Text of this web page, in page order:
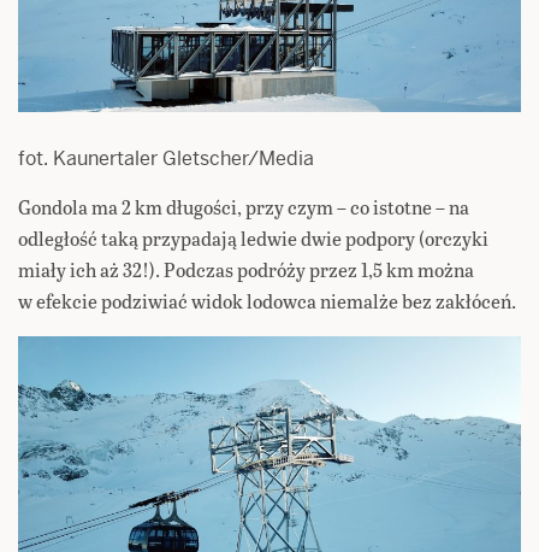
fot. Kaunertaler Gletscher/Media
Gondola ma 2 km długości, przy czym – co istotne – na
odległość taką przypadają ledwie dwie podpory (orczyki
miały ich aż 32!). Podczas podróży przez 1,5 km można
w efekcie podziwiać widok lodowca niemalże bez zakłóceń.